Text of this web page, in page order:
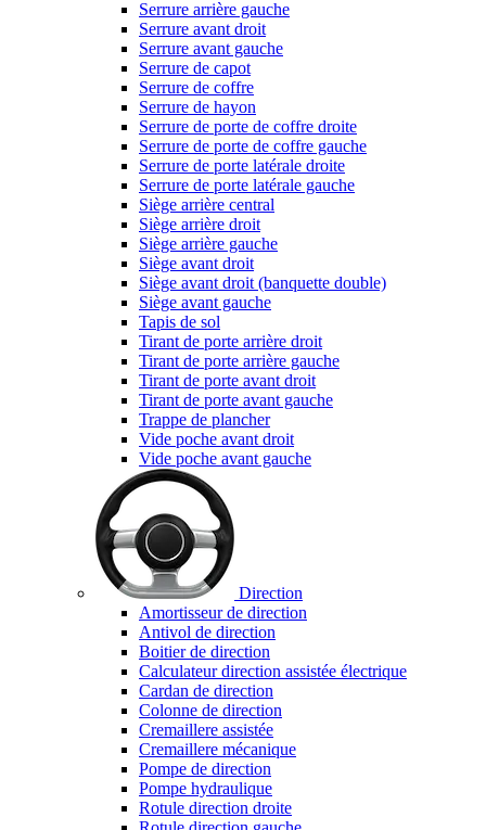
Serrure arrière gauche
Serrure avant droit
Serrure avant gauche
Serrure de capot
Serrure de coffre
Serrure de hayon
Serrure de porte de coffre droite
Serrure de porte de coffre gauche
Serrure de porte latérale droite
Serrure de porte latérale gauche
Siège arrière central
Siège arrière droit
Siège arrière gauche
Siège avant droit
Siège avant droit (banquette double)
Siège avant gauche
Tapis de sol
Tirant de porte arrière droit
Tirant de porte arrière gauche
Tirant de porte avant droit
Tirant de porte avant gauche
Trappe de plancher
Vide poche avant droit
Vide poche avant gauche
Direction
Amortisseur de direction
Antivol de direction
Boitier de direction
Calculateur direction assistée électrique
Cardan de direction
Colonne de direction
Cremaillere assistée
Cremaillere mécanique
Pompe de direction
Pompe hydraulique
Rotule direction droite